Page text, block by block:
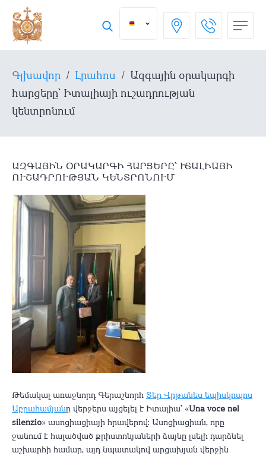
Գլխավոր / Լրահոս / Ազգային օրակարգի
հարցերը՝ Իտալիայի ուշադրության
կենտրոնում
ԱԶԳԱՅԻՆ ՕՐԱԿԱՐԳԻ ՀԱՐՑԵՐԸ՝ ԻՏԱԼԻԱՅԻ
ՈՒՇԱԴՐՈՒԹՅԱՆ ԿԵՆՏՐՈՆՈՒՄ
Թեմակալ առաջնորդ Գերաշնորհ Տեր Վրթանես եպիսկոպոս
Աբրահամյանը վերջերս այցելել է Իտալիա՝ «Una voce nel
silenzio» ասոցիացիայի հրավերով: Ասոցիացիան, որը
ջանում է հալածված քրիստոնյաների ձայնը լսելի դարձնել
աշխարհի համար, այդ նպատակով արցախյան վերջին